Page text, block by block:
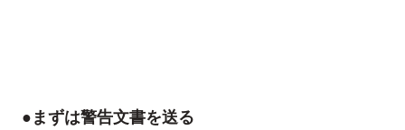
●まずは警告文書を送る